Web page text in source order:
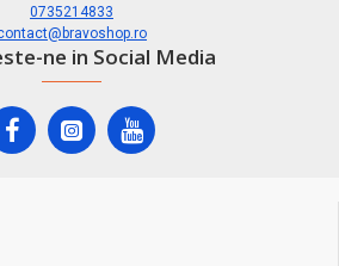
0735214833
ne in Social Media